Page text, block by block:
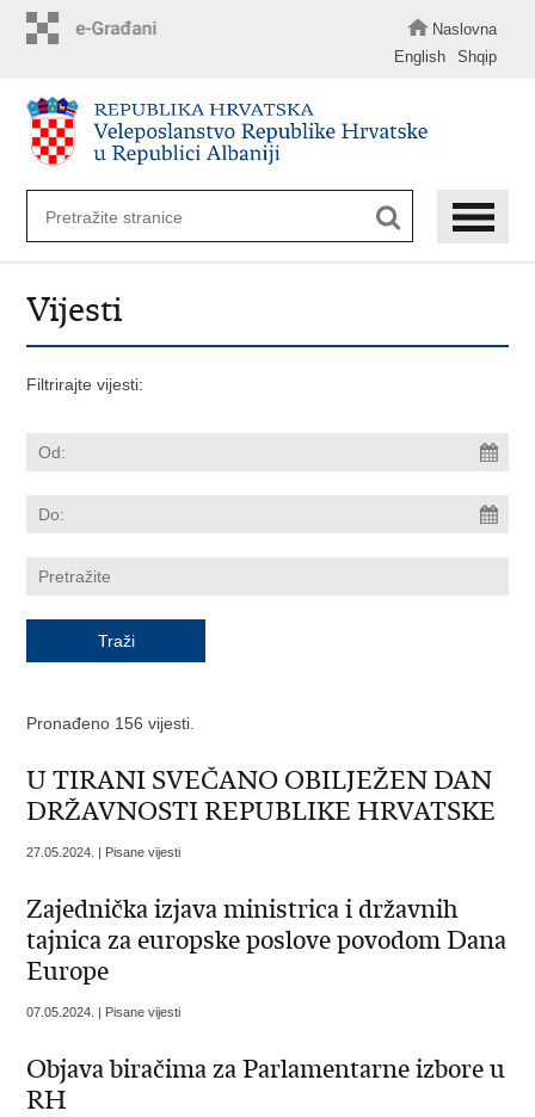
Naslovna
English
Shqip
Vijesti
Filtrirajte vijesti:
Pronađeno 156 vijesti.
U TIRANI SVEČANO OBILJEŽEN DAN
DRŽAVNOSTI REPUBLIKE HRVATSKE
27.05.2024. | Pisane vijesti
Zajednička izjava ministrica i državnih
tajnica za europske poslove povodom Dana
Europe
07.05.2024. | Pisane vijesti
Objava biračima za Parlamentarne izbore u
RH